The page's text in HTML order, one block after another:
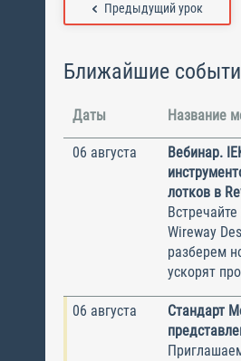
Предыдущий урок
Ближайшие
Даты Название
06 августа
Вебинар.
лотков в
Wireway
разберем
ускорят
06 августа
Стандарт